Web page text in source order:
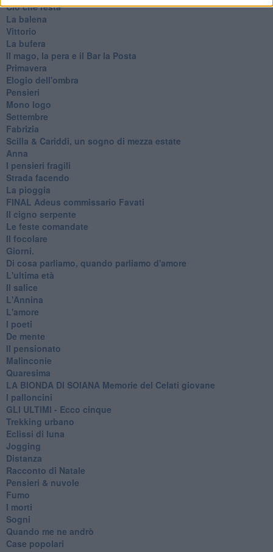
Ciò che resta
La balena
Vittorio
La bufera
Il mago, la pera e il Bar la Posta
Primavera
Elogio dell'ombra
Pensieri
Mono logo
Settembre
Fabrizia
​Scilla & Cariddi, un sogno di mezza estate
Anna
I pensieri fragili
Strada facendo
La pioggia
FINAL Adeus commissario Favati
Il cigno serpente
Le feste comandate
Il focolare
Giorni.
Di cosa parliamo, quando parliamo d'amore
L'ultima età
Il salice
L'Annina
L'amore
I poeti
De mente
Il pensionato
Malinconie
Quaresima
LA BIONDA DI SOIANA Memorie del Celati giovane
I palloncini
GLI ULTIMI - Ecco cinque
Trekking urbano
Eclissi di luna
Jogging
Distanza
Racconto di Natale
Pensieri & nuvole
Fumo
I morti
Sogni
Quando me ne andrò
Case popolari